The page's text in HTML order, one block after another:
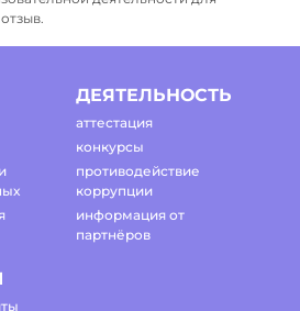
ДЕЯТЕЛЬНОСТЬ
аттестация
конкурсы
противодействие
коррупции
информация от
партнёров